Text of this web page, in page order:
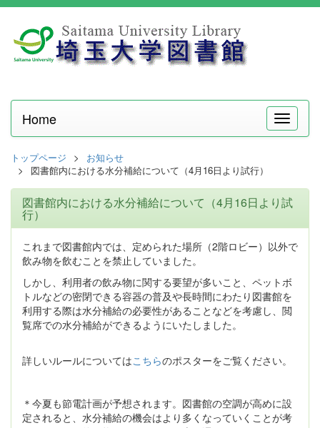
メ
ニ
Home
トップページ
お知らせ
図書館内における水分補給について（4月16日より試行）
図書館内における水分補給について（4月16日より試
行）
これまで図書館内では、定められた場所（2階ロビー）以外で
飲み物を飲むことを禁止していました。
しかし、利用者の飲み物に関する要望が多いこと、ペットボ
トルなどの密閉できる容器の普及や長時間にわたり図書館を
利用する際は水分補給の必要性があることなどを考慮し、閲
覧席での水分補給ができるようにいたしました。
詳しいルールについてはこちらのポスターをご覧ください。
＊今夏も節電計画が予想されます。図書館の空調が高めに設
定されると、水分補給の機会はより多くなっていくことが考